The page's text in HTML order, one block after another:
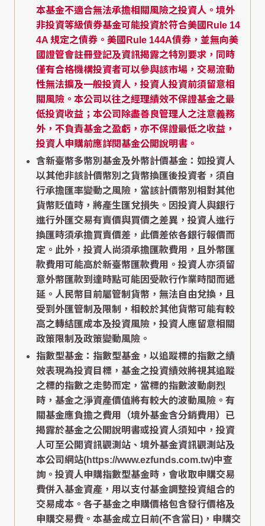
本基金不適合無法承擔相關風險之投資人。境外
非投資等級債券基金可能投資於符合美國Rule 14
4A 規定之債券。美國Rule 144A債券，並無向美
國證管會註冊登記及資訊揭露之特別要求，同時
僅有合格機構投資者可以參與該市場，交易流動
性無法擴及一般投資人，投資人投資前須留意相
關風險。本公司以往之經理績效不保證基金之最
低投資收益；本公司除盡善良管理人之注意義務
外，不負責基金之盈虧，亦不保證最低之收益，
投資人申購前應詳閱基金公開說明書。
含新臺幣多幣別基金及外幣計價基金：如投資人
以其他非該計價幣別之貨幣換匯後投資者，須自
行承擔匯率變動之風險，當該計價幣別相對其他
貨幣貶值時，將產生匯兌損失。因投資人與銀行
進行外匯交易有賣價與買價之差異，投資人進行
換匯時須承擔買賣價差，此價差依各銀行報價而
定。此外，投資人尚須承擔匯款費用，且外幣匯
款費用可能高於新臺幣匯款費用。投資人亦須留
意外幣匯款到達時點可能因受款行作業時間而遞
延。人民幣目前屬管制貨幣，無法自由兌換，且
受到外匯管制及限制，相較於其他貨幣可能有較
高之轉結匯成本及投資風險，投資人應留意相關
政策限制及政策變動風險。
指數型基金：指數型基金，以追蹤標的指數之績
效表現為投資目標，基金之投資績效將視其追蹤
之標的指數之走勢而定，當標的指數波動劇烈
時，基金之淨資產價值將有較大的波動風險。有
關基金應負擔之費用（境外基金含分銷費用）已
揭露於基金之公開說明書或投資人須知中，投資
人可至公開資訊觀測站、境外基金資訊觀測站及
本公司網站(https://www.ezfunds.com.tw)中查
詢。投資人申購指數型基金時，會收取申購交易
費併入基金資產，用以支付基金調整投資組合的
交易成本。各子基金之申購價格包含發行價格及
申購交易費。本基金成立日前(不含當日)，申購交